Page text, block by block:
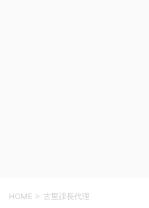
HOME > 古里課長代理